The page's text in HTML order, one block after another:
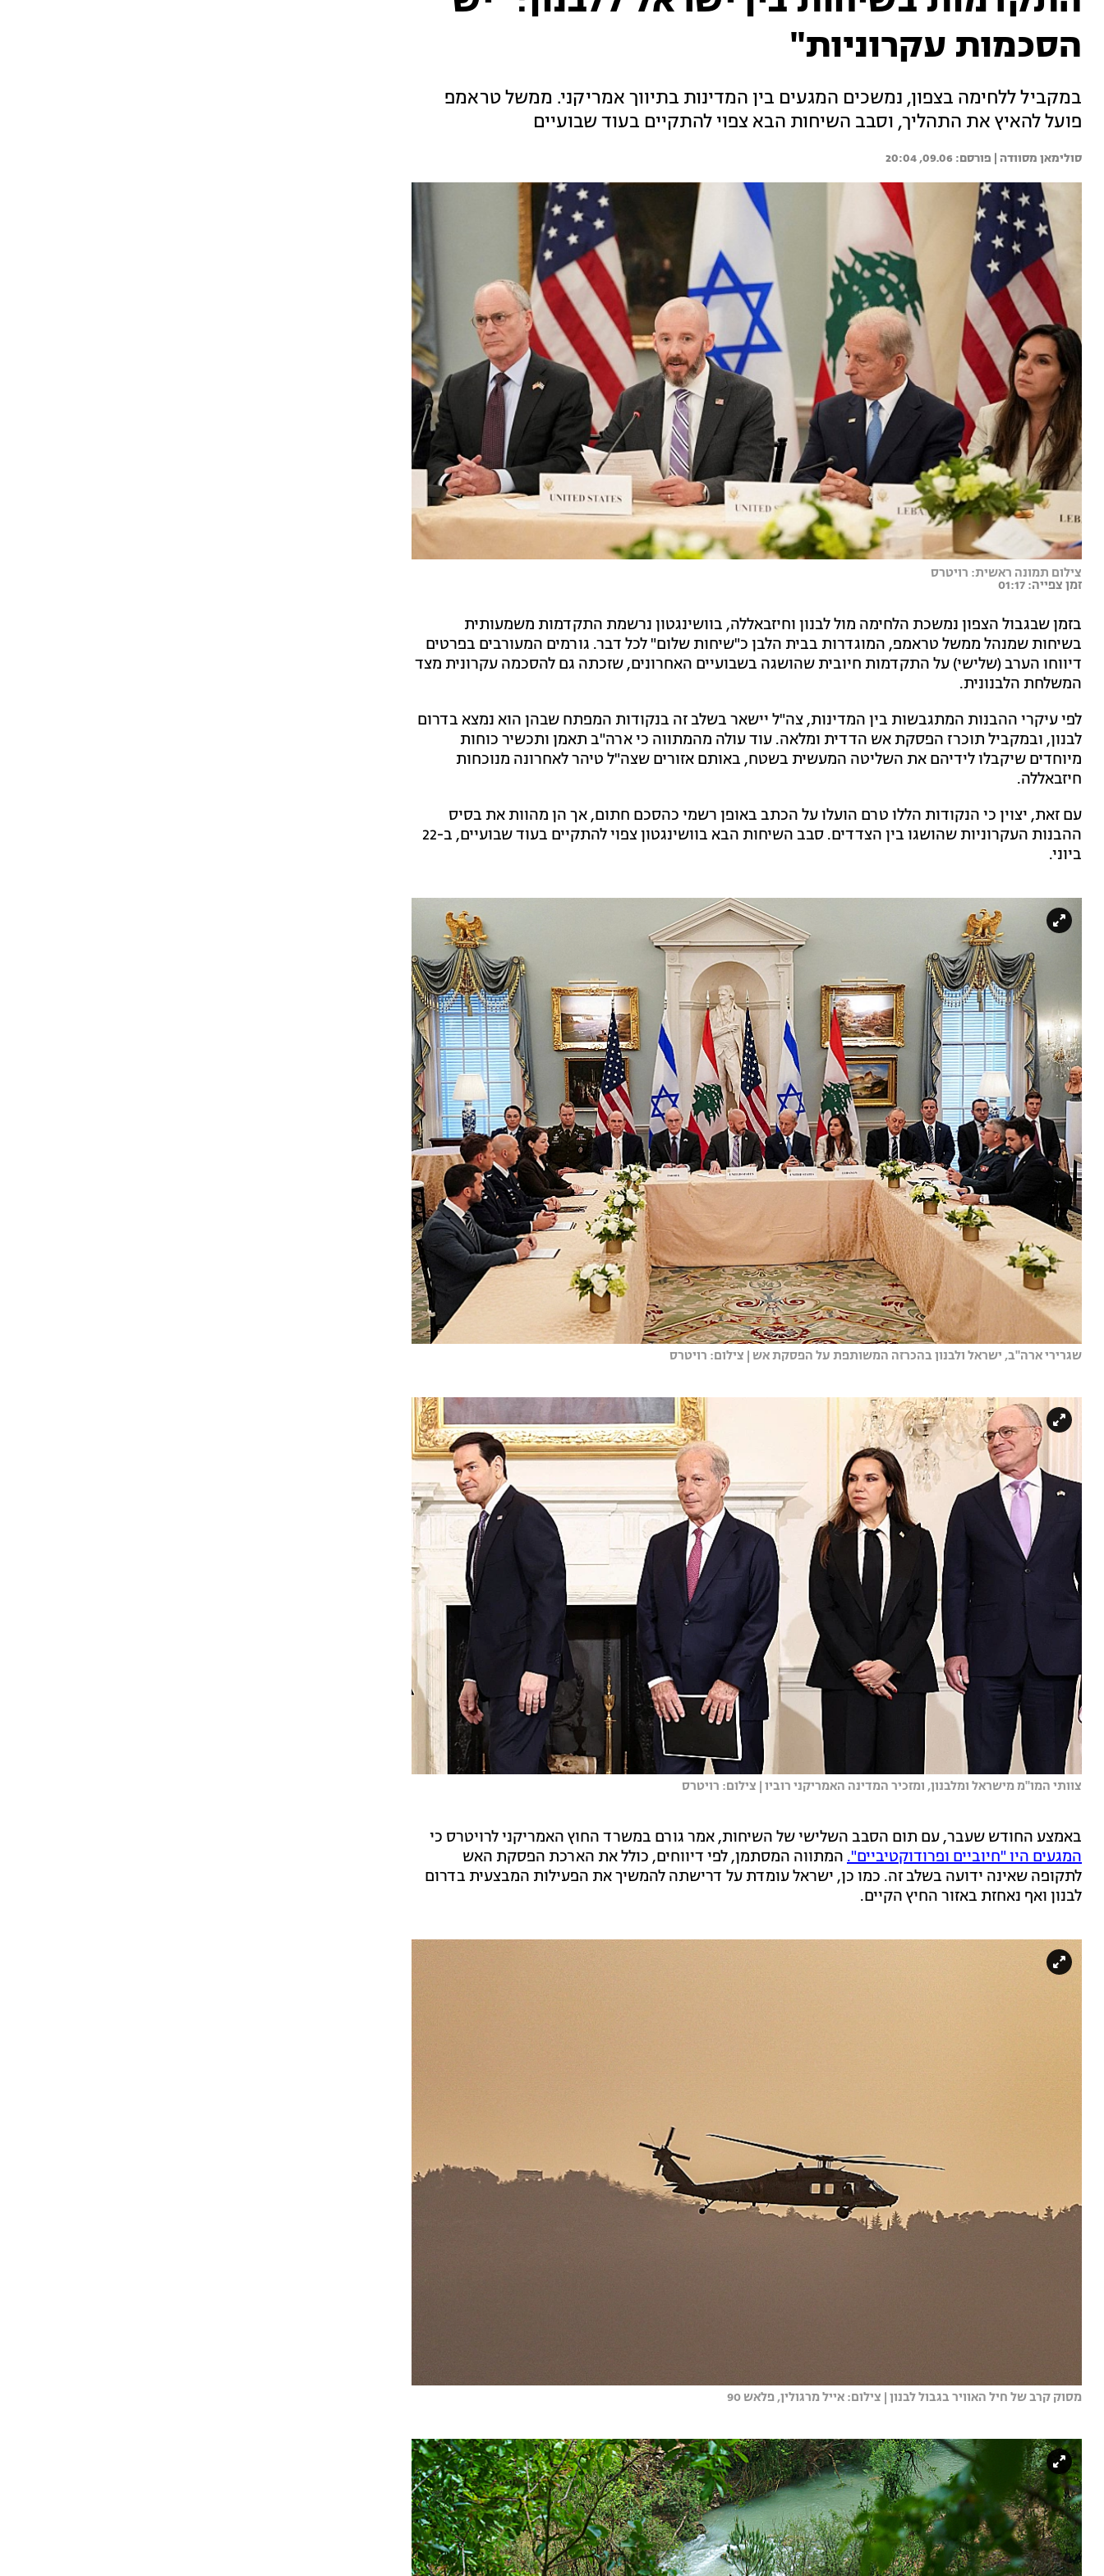
הסכמות עקרוניות"
במקביל ללחימה בצפון, נמשכים המגעים בין המדינות בתיווך אמריקני. ממשל טראמפ
פועל להאיץ את התהליך, וסבב השיחות הבא צפוי להתקיים בעוד שבועיים
סולימאן מסוודה | 09.06, 20:04
צילום תמונה ראשית: רויטרס
זמן צפייה: 01:17
בזמן שבגבול הצפון נמשכת הלחימה מול לבנון וחיזבאללה, בוושינגטון נרשמת התקדמות משמעותית
בשיחות שמנהל ממשל טראמפ, המוגדרות בבית הלבן כ"שיחות שלום" לכל דבר. גורמים המעורבים בפרטים
דיווחו הערב (שלישי) על התקדמות חיובית שהושגה בשבועיים האחרונים, שזכתה גם להסכמה עקרונית מצד
המשלחת הלבנונית.
לפי עיקרי ההבנות המתגבשות בין המדינות, צה"ל יישאר בשלב זה בנקודות המפתח שבהן הוא נמצא בדרום
לבנון, ובמקביל תוכרז הפסקת אש הדדית ומלאה. עוד עולה מהמתווה כי ארה"ב תאמן ותכשיר כוחות
מיוחדים שיקבלו לידיהם את השליטה המעשית בשטח, באותם אזורים שצה"ל טיהר לאחרונה מנוכחות
חיזבאללה.
עם זאת, יצוין כי הנקודות הללו טרם הועלו על הכתב באופן רשמי כהסכם חתום, אך הן מהוות את בסיס
ההבנות העקרוניות שהושגו בין הצדדים. סבב השיחות הבא בוושינגטון צפוי להתקיים בעוד שבועיים, ב-22
ביוני.
שגרירי ארה"ב, ישראל ולבנון בהכרזה המשותפת על הפסקת אש | צילום: רויטרס
צוותי המו"מ מישראל ומלבנון, ומזכיר המדינה האמריקני רוביו | צילום: רויטרס
באמצע החודש שעבר, עם תום הסבב השלישי של השיחות, אמר גורם במשרד החוץ האמריקני לרויטרס כי
המגעים היו "חיוביים ופרודוקטיביים". המתווה המסתמן, לפי דיווחים, כולל את הארכת הפסקת האש
לתקופה שאינה ידועה בשלב זה. כמו כן, ישראל עומדת על דרישתה להמשיך את הפעילות המבצעית בדרום
לבנון ואף נאחזת באזור החיץ הקיים.
מסוק קרב של חיל האוויר בגבול לבנון | צילום: אייל מרגולין, פלאש 90